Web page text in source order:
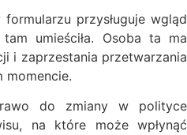
przysługuje wgląd
umieściła. Osoba ta ma
i zaprzestania przetwarzania
momencie.
do zmiany w polityce
na które może wpłynąć